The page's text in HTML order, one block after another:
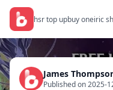
hsr top upbuy oneiric
James
Published on 2025-